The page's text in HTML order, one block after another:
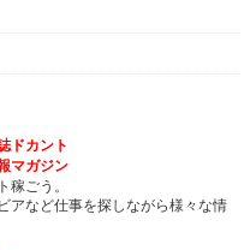
ドカント
マガジン
ごう。
アなど仕事を探しながら様々な情